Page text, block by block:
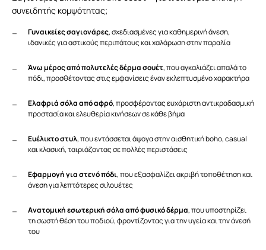
συνειδητής κομψότητας;
Γυναικείες σαγιονάρες, σχεδιασμένες για καθημερινή άνεση,
ιδανικές για αστικούς περιπάτους και χαλάρωση στην παραλία
Άνω μέρος από πολυτελές δέρμα σουέτ, που αγκαλιάζει απαλά το
πόδι, προσθέτοντας στις εμφανίσεις έναν εκλεπτυσμένο χαρακτήρα
Ελαφριά σόλα από αφρό, προσφέροντας ευχάριστη αντικραδασμική
προστασία και ελευθερία κινήσεων σε κάθε βήμα
Ευέλικτο στυλ, που εντάσσεται άψογα στην αισθητική boho, casual
και κλασική, ταιριάζοντας σε πολλές περιστάσεις
Εφαρμογή για στενό πόδι, που εξασφαλίζει ακριβή τοποθέτηση και
άνεση για λεπτότερες σιλουέτες
Ανατομική εσωτερική σόλα από φυσικό δέρμα, που υποστηρίζει
τη σωστή θέση του ποδιού, φροντίζοντας για την υγεία και την άνεσή
του